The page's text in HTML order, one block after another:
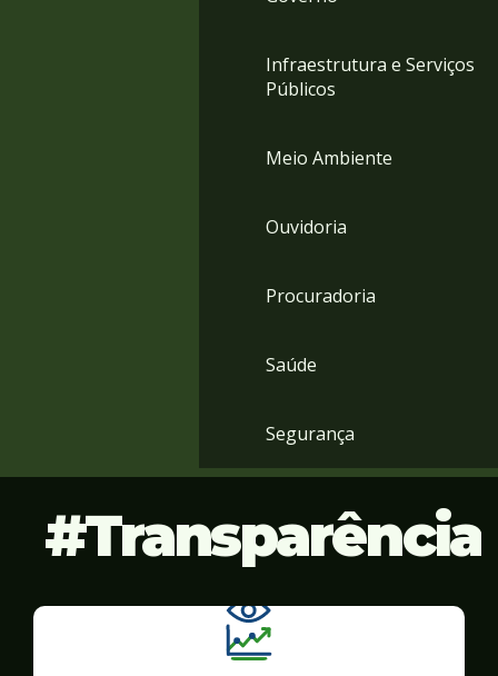
Infraestrutura e Serviços
Públicos
Meio Ambiente
Ouvidoria
Procuradoria
Saúde
Segurança
Transparência